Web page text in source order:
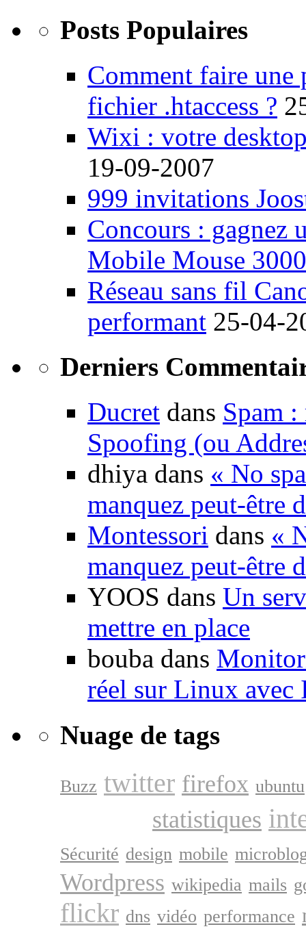
Posts Populaires
Comment faire une
fichier .htaccess ?
Wixi : votre
19-09-2007
999 invitations
Concours : gagnez
Mobile Mouse 3000
Réseau sans fil
performant 25-04-
Derniers
Ducret dans Spam :
Spoofing (ou
dhiya dans « No
manquez peut-être
Montessori dans «
manquez peut-être
YOOS dans Un
mettre en place
bouba dans
réel sur Linux avec
Nuage de tags
Buzz twitter firefox ubuntu
statistiques
Sécurité design mobile
Wordpress wikipedia mails
flickr dns vidéo performance